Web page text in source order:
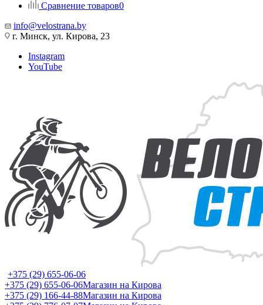
Сравнение товаров0
info@velostrana.by
г. Минск, ул. Кирова, 23
Instagram
YouTube
+375 (29) 655-06-06
+375 (29) 655-06-06Магазин на Кирова
+375 (29) 166-44-88Магазин на Кирова